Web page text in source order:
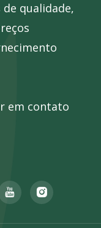
qualidade,
em contato